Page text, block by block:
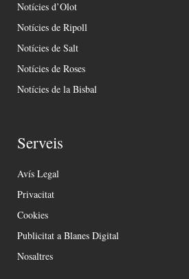
Notícies d’Olot
Notícies de Ripoll
Notícies de Salt
Notícies de Roses
Notícies de la Bisbal
Serveis
Avís Legal
Privacitat
Cookies
Publicitat a Blanes Digital
Nosaltres